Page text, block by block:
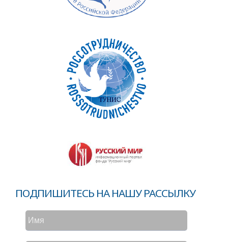
ПОДПИШИТЕСЬ НА НАШУ РАССЫЛКУ